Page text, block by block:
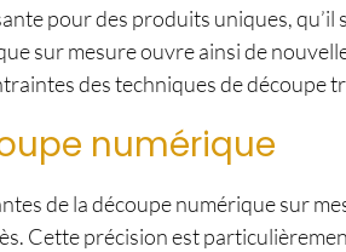
pour des produits uniques, qu’il
sur mesure ouvre ainsi de
des techniques de découpe
numérique
de la découpe numérique sur
Cette précision est